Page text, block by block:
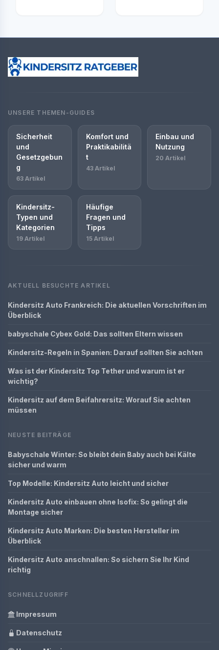
UNSERE THEMEN-GUIDES
Sicherheit
und
Gesetzgebun
g
63 Artikel
Komfort und
Praktikabilitä
t
43 Artikel
Einbau und
Nutzung
20 Artikel
Kindersitz-
Typen und
Kategorien
19 Artikel
Häufige
Fragen und
Tipps
15 Artikel
AKTUELL BESUCHTE ARTIKEL
Kindersitz Auto Frankreich: Die aktuellen Vorschriften im
Überblick
babyschale Cybex Gold: Das sollten Eltern wissen
Kindersitz-Regeln in Spanien: Darauf sollten Sie achten
Was ist der Kindersitz Top Tether und warum ist er
wichtig?
Kindersitz auf dem Beifahrersitz: Worauf Sie achten
müssen
NEUSTE BEITRÄGE
Babyschale Winter: So bleibt dein Baby auch bei Kälte
sicher und warm
Top Modelle: Kindersitz Auto leicht und sicher
Kindersitz Auto einbauen ohne Isofix: So gelingt die
Montage sicher
Kindersitz Auto Marken: Die besten Hersteller im
Überblick
Kindersitz Auto anschnallen: So sichern Sie Ihr Kind
richtig
SCHNELLZUGRIFF
Impressum
Datenschutz